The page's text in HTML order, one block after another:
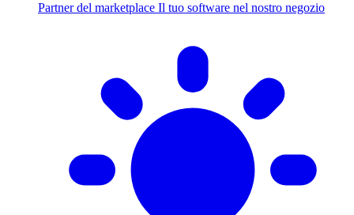
Partner del marketplace Il tuo software nel nostro negozio